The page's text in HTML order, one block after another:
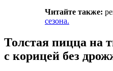
Читайте также:
сезона.
Толстая пицца на
с корицей без